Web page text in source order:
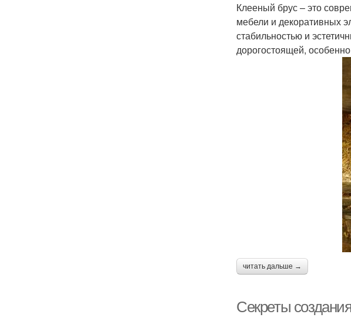
Клееный брус – это
мебели и декоративных
стабильностью и
дорогостоящей,
читать дальше →
Секреты